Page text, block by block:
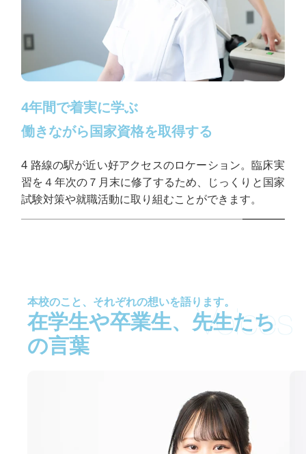
4年間で着実に学ぶ
働きながら国家資格を取得する
4 路線の駅が近い好アクセスのロケーション。臨床実
習を４年次の７月末に修了するため、じっくりと国家
試験対策や就職活動に取り組むことができます。
本校のこと、それぞれの想いを語ります。
在学生や卒業生、先生たち
の言葉